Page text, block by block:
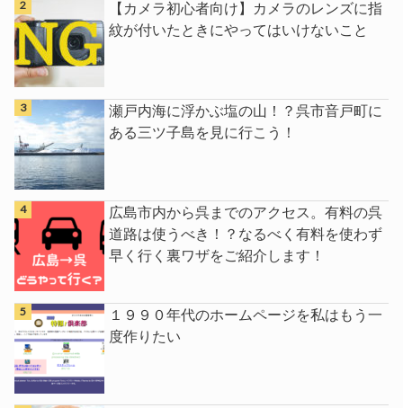
【カメラ初心者向け】カメラのレンズに指
紋が付いたときにやってはいけないこと
瀬戸内海に浮かぶ塩の山！？呉市音戸町に
ある三ツ子島を見に行こう！
広島市内から呉までのアクセス。有料の呉
道路は使うべき！？なるべく有料を使わず
早く行く裏ワザをご紹介します！
１９９０年代のホームページを私はもう一
度作りたい